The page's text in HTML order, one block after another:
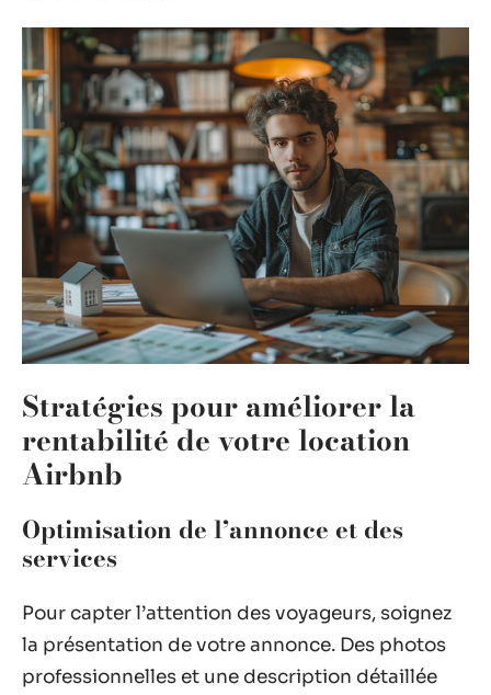
Stratégies pour améliorer la
rentabilité de votre location
Airbnb
Optimisation de l’annonce et des
services
Pour capter l’attention des voyageurs, soignez
la présentation de votre annonce. Des photos
professionnelles et une description détaillée